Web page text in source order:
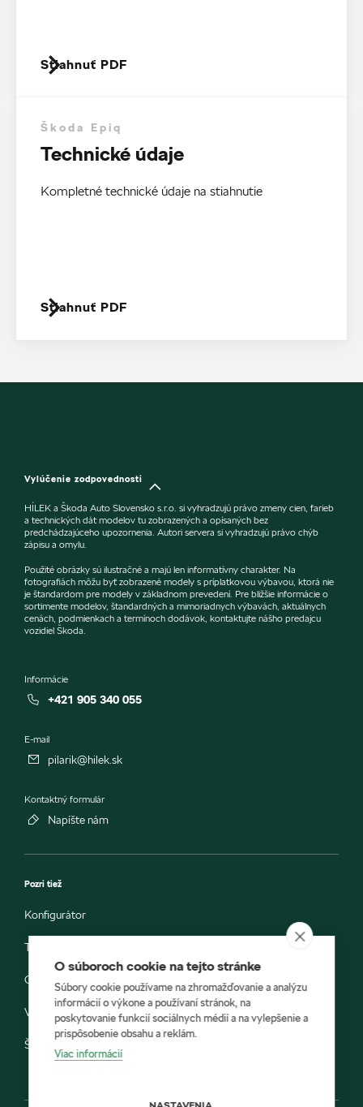
Stiahnuť PDF
Škoda Epiq
Technické údaje
Kompletné technické údaje na stiahnutie
Stiahnuť PDF
Vylúčenie zodpovednosti
HÍLEK a Škoda Auto Slovensko s.r.o. si vyhradzujú právo zmeny cien, farieb
a technických dát modelov tu zobrazených a opísaných bez
predchádzajúceho upozornenia. Autori servera si vyhradzujú právo chýb
zápisu a omylu.
Použité obrázky sú ilustračné a majú len informatívny charakter. Na
fotografiách môžu byť zobrazené modely s príplatkovou výbavou, ktorá nie
je štandardom pre modely v základnom prevedení. Pre bližšie informácie o
sortimente modelov, štandardných a mimoriadnych výbavách, aktuálnych
cenách, podmienkach a termínoch dodávok, kontaktujte nášho predajcu
vozidiel Škoda.
Informácie
+421 905 340 055
E-mail
pilarik@hilek.sk
Kontaktný formulár
Napíšte nám
Pozri tiež
Konfigurátor
Testovacia jazda
Objednávka do servisu
Vozidlá ihneď k odberu
Škoda E-shop
O súboroch cookie na tejto stránke
Súbory cookie používame na zhromažďovanie a analýzu
informácií o výkone a používaní stránok, na
poskytovanie funkcií sociálnych médií a na vylepšenie a
prispôsobenie obsahu a reklám.
Viac informácií
NASTAVENIA